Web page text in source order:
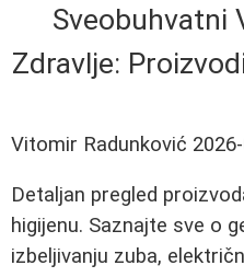
Sveobuhvatni
Zdravlje:
Vitomir Radunković
Detaljan pregled
higijenu. Saznajte sve o
izbeljivanju zuba,